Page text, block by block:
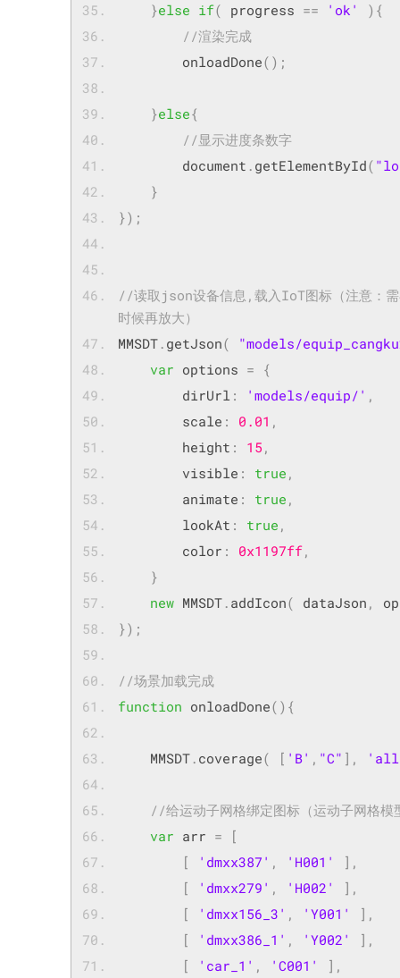
}else if( progress == 'ok'
){
//渲染完成
	    onloadDone
();
}else{
//显示进度条数字
	    document
. getElementById(
}
});
//读取json设备信息,载入IoT图标（注意：需
时候再放大）
MMSDT. getJson(
"models/
var options = {
        dirUrl
: 'models/equip/' ,
        scale
: 0.01 ,
        height
: 15 ,
        visible
: true ,
        animate
: true ,
        lookAt
: true ,
        color
: 0x1197ff,
}
new MMSDT. addIcon( dataJson ,
});
//场景加载完成
function onloadDone(){
    MMSDT
. coverage( [ 'B' , "C" ],
//给运动子网格绑定图标（运动子网格
var arr =
[
[
'dmxx387' , 'H001' ],
[
'dmxx279' , 'H002' ],
[
'dmxx156_3' , 'Y001' ],
[
'dmxx386_1' , 'Y002' ],
[
'car_1' , 'C001' ],